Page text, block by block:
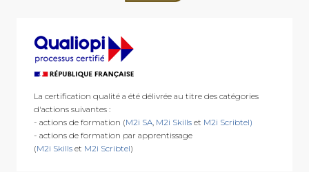
La certification qualité a été délivrée au titre des catégories
d'actions suivantes :
- actions de formation (M2i SA, M2i Skillset M2i Scribtel)
- actions de formation par apprentissage
(M2i Skillset M2i Scribtel)